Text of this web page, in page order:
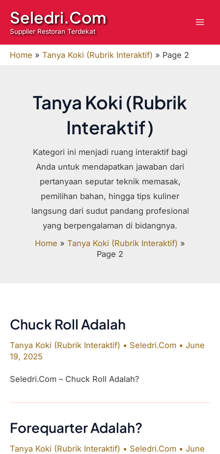
content
Seledri.Com
Supplier Restoran Terdekat
Home » Tanya Koki (Rubrik Interaktif) » Page 2
Tanya Koki (Rubrik
Interaktif)
Kategori ini menjadi ruang interaktif bagi
Anda untuk mendapatkan jawaban dari
pertanyaan seputar teknik memasak,
pemilihan bahan, hingga tips kuliner
langsung dari sudut pandang profesional
yang berpengalaman di bidangnya.
Home » Tanya Koki (Rubrik Interaktif) »
Page 2
Chuck Roll Adalah
Tanya Koki (Rubrik Interaktif) • Seledri.Com • June
19, 2025
Seledri.Com – Chuck Roll Adalah?
Forequarter Adalah?
Tanya Koki (Rubrik Interaktif) • Seledri.Com • June